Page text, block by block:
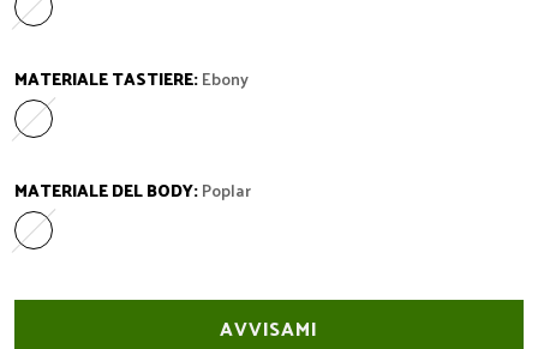
Metallic Black
Variante esaurita o non disponibile
MATERIALE TASTIERE:Ebony
Ebony
Variante esaurita o non disponibile
MATERIALE DEL BODY:Poplar
Poplar
Variante esaurita o non disponibile
AVVISAMI